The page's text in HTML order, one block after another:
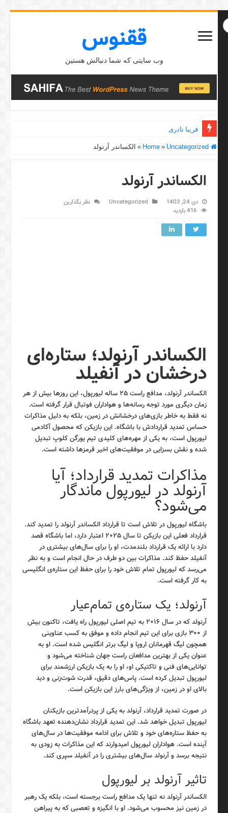
ققنوس
وب سایتی که شما دنبالش هستین
فریبا نادری
» Uncategorized
» الکساندر آرنولد
الکساندر آرنولد
دی 24, 1403 Uncategorized
نظر بگذارین
416 بازدید
الکساندر آرنولد؛ ستاره‌ای
درخشان در آنفیلد
الکساندر آرنولد، مدافع راست ۲۵ ساله لیورپول، این روزها بیش از هر
زمان دیگری مورد توجه رسانه‌ها و هواداران فوتبال قرار گرفته است.
نه فقط به خاطر بازی‌های درخشانش در زمین، بلکه به دلیل مذاکرات
حساس تمدید قراردادش با باشگاه. این بازیکن که محصول آکادمی
لیورپول است، به یکی از مهره‌های کلیدی تیم یورگن کلوپ تبدیل
شده و نقش بسزایی در موفقیت‌های اخیر قرمزها داشته است.
مذاکرات تمدید قرارداد؛ آیا
آرنولد در لیورپول ماندگار
می‌شود؟
باشگاه لیورپول در تلاش است تا قرارداد الکساندر آرنولد را تمدید کند.
قرارداد فعلی این بازیکن تا سال ۲۰۲۵ اعتبار دارد، اما باشگاه قصد
دارد با ارائه یک قرارداد بلندمدت، او را برای سال‌های بیشتری در
آنفیلد حفظ کند. مذاکرات بین دو طرف در حال انجام است و به نظر
می‌رسد که لیورپول تمام تلاش خود را برای حفظ این ستاره‌ی انگلیسی
به کار گرفته است.
آرنولد؛ یک ستاره‌ی تمام‌عیار
آرنولد که در سال ۲۰۱۶ به تیم اصلی لیورپول راه یافت، تاکنون بیش
از ۳۰۰ بازی برای این تیم انجام داده و موفق به کسب عناوینی
همچون لیگ قهرمانان اروپا و لیگ برتر انگلیس شده است. او به
عنوان یکی از بهترین مدافعان راست جهان شناخته می‌شود و
توانایی‌های فنی و تاکتیکی او، او را به یک بازیکن ارزشمند برای
لیورپول تبدیل کرده است. پاس‌های دقیق، قدرت شوت‌زنی و دید
بالای او در زمین، از ویژگی‌های بارز این بازیکن است.
در صورت تمدید قرارداد، آرنولد به یکی از پردرآمدترین بازیکنان
لیورپول تبدیل خواهد شد. این تمدید قرارداد نشان‌دهنده تعهد باشگاه
به حفظ ستاره‌های خود و تلاش برای ادامه موفقیت‌ها در سال‌های
آینده است. هواداران لیورپول امیدوارند که این مذاکرات به زودی به
نتیجه برسد و آرنولد سال‌های بیشتری را در آنفیلد سپری کند.
تاثیر آرنولد بر لیورپول
الکساندر آرنولد نه تنها یک مدافع راست برجسته است، بلکه یک رهبر
در زمین نیز محسوب می‌شود. او با انگیزه و تعصبی که به پیراهن